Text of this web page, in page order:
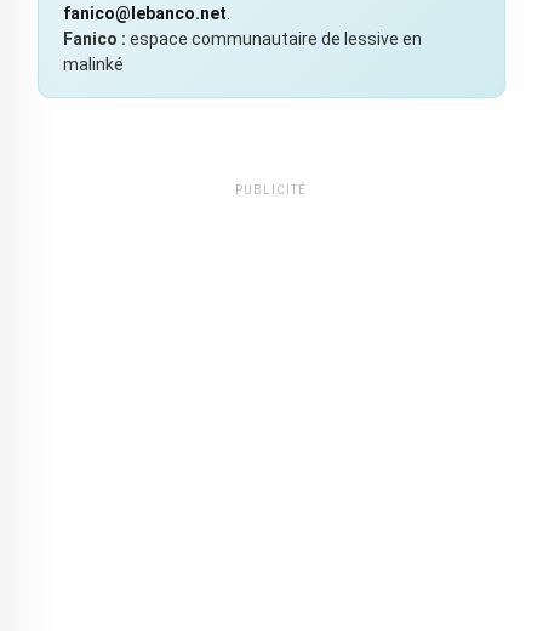
fanico@lebanco.net
Fanico : espace communautaire de lessive en
malinké
PUBLICITÉ